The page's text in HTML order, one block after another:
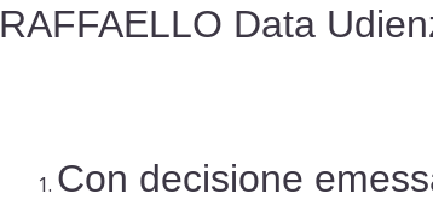
RAFFAELLO Data
Con decisione